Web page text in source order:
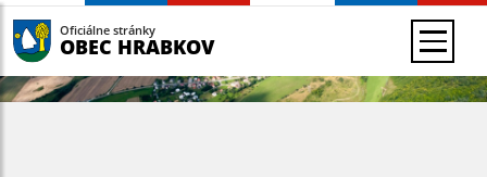
Oficiálne stránky
OBEC HRABKOV